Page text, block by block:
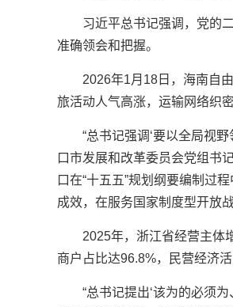
习近平总书记强调，党的
准确领会和把握。
2026年1月18日，海南自
旅活动人气高涨，运输网络织
“总书记强调‘要以全局视
口市发展和改革委员会党组书
口在“十五五”规划纲要编制过
成效，在服务国家制度型开放
2025年，浙江省经营主体
商户占比达96.8%，民营经济
“总书记提出‘该为的必须